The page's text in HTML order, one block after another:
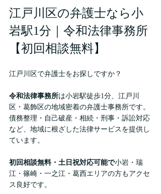
江戸川区の弁護士なら小
岩駅1分｜令和法律事務所
【初回相談無料】
江戸川区で弁護士をお探しですか？
令和法律事務所は小岩駅徒歩1分、江戸川
区・葛飾区の地域密着の弁護士事務所です。
債務整理・自己破産・相続・刑事・訴訟対応
など、地域に根ざした法律サービスを提供し
ています。
初回相談無料・土日祝対応可能で小岩・瑞
江・篠崎・一之江・葛西エリアの方もアクセ
ス良好です。